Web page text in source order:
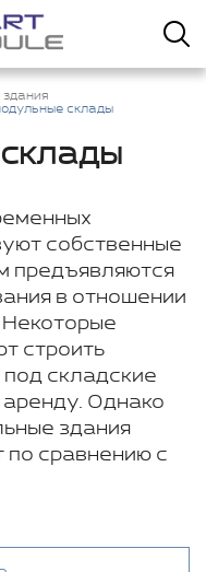
склады
собственные
предъявляются
в отношении
Некоторые
строить
складские
Однако
здания
сравнению с